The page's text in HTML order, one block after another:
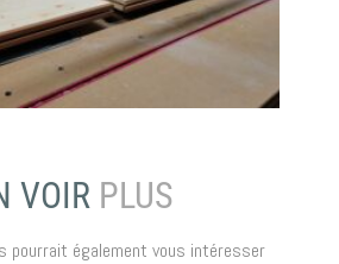
VOIR PLUS
pourrait également vous intéresser